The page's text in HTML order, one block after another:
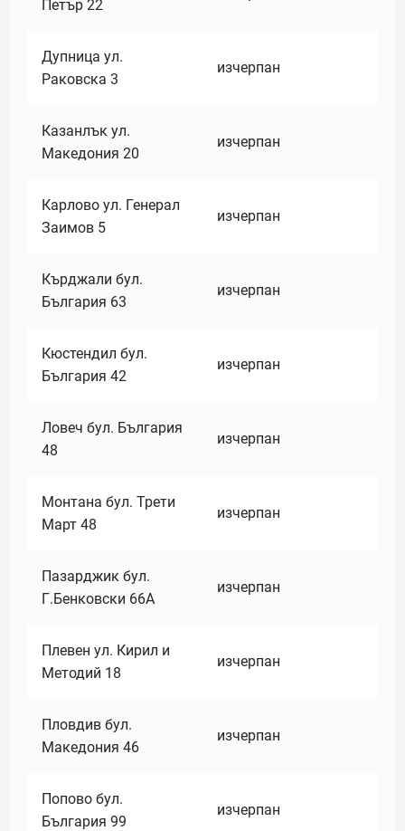
Петър 22
Дупница ул.
Раковска 3
изчерпан
Казанлък ул.
Македония 20
изчерпан
Карлово ул. Генерал
Заимов 5
изчерпан
Кърджали бул.
България 63
изчерпан
Кюстендил бул.
България 42
изчерпан
Ловеч бул. България
48
изчерпан
Монтана бул. Трети
Март 48
изчерпан
Пазарджик бул.
Г.Бенковски 66А
изчерпан
Плевен ул. Кирил и
Методий 18
изчерпан
Пловдив бул.
Македония 46
изчерпан
Попово бул.
България 99
изчерпан